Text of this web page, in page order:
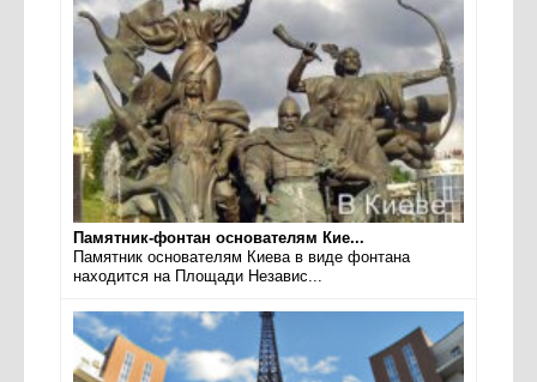
Памятник-фонтан основателям Кие...
Памятник основателям Киева в виде фонтана
находится на Площади Независ...